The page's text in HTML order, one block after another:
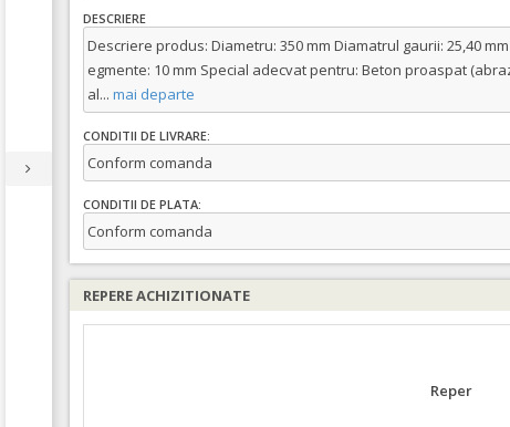
DESCRIERE
Descriere produs: Diametru: 350 mm Diamatrul gaurii: 25,40
egmente: 10 mm Special adecvat pentru: Beton proaspat
al... mai departe
CONDITII DE LIVRARE:
Conform comanda
CONDITII DE PLATA:
Conform comanda
REPERE ACHIZITIONATE
Reper